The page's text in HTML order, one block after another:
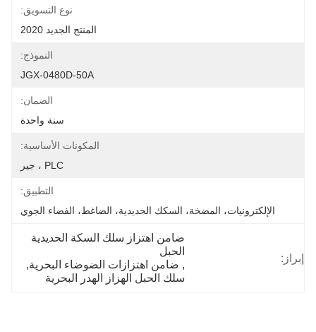
نوع التسويق:
المنتج الجديد 2020
النموذج:
JGX-0480D-50A
الضمان:
سنة واحدة
المكونات الأساسية:
PLC ، جير
التطبيق:
الإلكترونيات، المضخة، السكك الحديدية، الضاغط، الفضاء الجوي
إبراز:
ضامن اهتزاز سلك السكة الحديدية
الحبل
, ضامن اهتزازات الضوضاء البحرية,
سلك الحبل الهزاز الهدر البحرية